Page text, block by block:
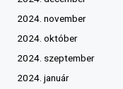
2024. november
2024. október
2024. szeptember
2024. január